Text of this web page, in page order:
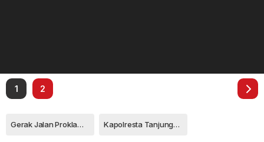
1 2
Gerak Jalan Proklamasi Kapolresta Tanjungpinang